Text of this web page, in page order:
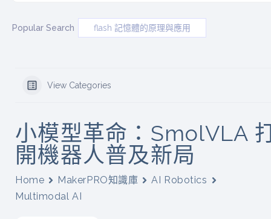
Popular Search flash 記憶體的原理與應用
View Categories
小模型革命：SmolVLA
開機器人普及新局
Home MakerPRO知識庫
AI Robotics
Multimodal AI